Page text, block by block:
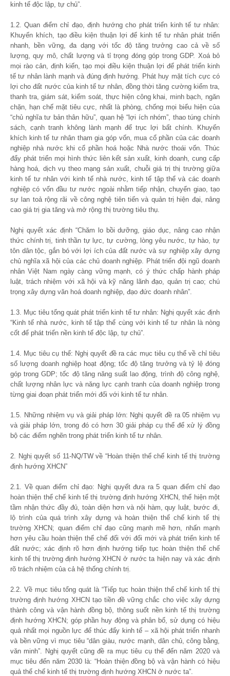
kinh tế độc lập, tự chủ”.
1.2. Quan điểm chỉ đạo, định hướng cho phát triển kinh tế tư nhân:
Khuyến khích, tạo điều kiện thuận lợi để kinh tế tư nhân phát triển
nhanh, bền vững, đa dạng với tốc độ tăng trưởng cao cả về số
lượng, quy mô, chất lượng và tỉ trọng đóng góp trong GDP. Xoá bỏ
mọi rào cản, định kiến, tạo mọi điều kiện thuận lợi để phát triển kinh
tế tư nhân lành mạnh và đúng định hướng. Phát huy mặt tích cực có
lợi cho đất nước của kinh tế tư nhân, đồng thời tăng cường kiểm tra,
thanh tra, giám sát, kiểm soát, thực hiện công khai, minh bạch, ngăn
chặn, hạn chế mặt tiêu cực, nhất là phòng, chống mọi biểu hiện của
“chủ nghĩa tư bản thân hữu”, quan hệ “lợi ích nhóm”, thao túng chính
sách, cạnh tranh không lành mạnh để trục lợi bất chính. Khuyến
khích kinh tế tư nhân tham gia góp vốn, mua cổ phần của các doanh
nghiệp nhà nước khi cổ phần hoá hoặc Nhà nước thoái vốn. Thúc
đẩy phát triển mọi hình thức liên kết sản xuất, kinh doanh, cung cấp
hàng hoá, dịch vụ theo mạng sản xuất, chuỗi giá trị thị trường giữa
kinh tế tư nhân với kinh tế nhà nước, kinh tế tập thể và các doanh
nghiệp có vốn đầu tư nước ngoài nhằm tiếp nhận, chuyển giao, tạo
sự lan toả rộng rãi về công nghệ tiên tiến và quản trị hiện đại, nâng
cao giá trị gia tăng và mở rộng thị trường tiêu thụ.
Nghị quyết xác định “Chăm lo bồi dưỡng, giáo dục, nâng cao nhận
thức chính trị, tinh thần tự lực, tự cường, lòng yêu nước, tự hào, tự
tôn dân tộc, gắn bó với lợi ích của đất nước và sự nghiệp xây dựng
chủ nghĩa xã hội của các chủ doanh nghiệp. Phát triển đội ngũ doanh
nhân Việt Nam ngày càng vững mạnh, có ý thức chấp hành pháp
luật, trách nhiệm với xã hội và kỹ năng lãnh đạo, quản trị cao; chú
trọng xây dựng văn hoá doanh nghiệp, đạo đức doanh nhân”.
1.3. Mục tiêu tổng quát phát triển kinh tế tư nhân: Nghị quyết xác định
“Kinh tế nhà nước, kinh tế tập thể cùng với kinh tế tư nhân là nòng
cốt để phát triển nền kinh tế độc lập, tự chủ”.
1.4. Mục tiêu cụ thể: Nghị quyết đề ra các mục tiêu cụ thể về chỉ tiêu
số lượng doanh nghiệp hoạt động; tốc độ tăng trưởng và tỷ lệ đóng
góp trong GDP; tốc độ tăng năng suất lao động, trình độ công nghệ,
chất lượng nhân lực và năng lực cạnh tranh của doanh nghiệp trong
từng giai đoạn phát triển mới đối với kinh tế tư nhân.
1.5. Những nhiệm vụ và giải pháp lớn: Nghị quyết đề ra 05 nhiệm vụ
và giải pháp lớn, trong đó có hơn 30 giải pháp cụ thể để xử lý đồng
bộ các điểm nghẽn trong phát triển kinh tế tư nhân.
2. Nghị quyết số 11-NQ/TW về “Hoàn thiện thể chế kinh tế thị trường
định hướng XHCN”
2.1. Về quan điểm chỉ đạo: Nghị quyết đưa ra 5 quan điểm chỉ đạo
hoàn thiện thể chế kinh tế thị trường định hướng XHCN, thể hiện một
tầm nhận thức đầy đủ, toàn diện hơn và nội hàm, quy luật, bước đi,
lộ trình của quá trình xây dựng và hoàn thiện thể chế kinh tế thị
trường XHCN; quan điểm chỉ đạo cũng mạnh mẽ hơn, nhấn mạnh
hơn yêu cầu hoàn thiện thể chế đối với đổi mới và phát triển kinh tế
đất nước; xác định rõ hơn định hướng tiếp tục hoàn thiện thể chế
kinh tế thị trường định hướng XHCN ở nước ta hiện nay và xác định
rõ trách nhiệm của cả hệ thống chính trị.
2.2. Về mục tiêu tổng quát là “Tiếp tục hoàn thiện thể chế kinh tế thị
trường định hướng XHCN tạo tiền đề vững chắc cho việc xây dựng
thành công và vận hành đồng bộ, thông suốt nền kinh tế thị trường
định hướng XHCN; góp phần huy động và phân bổ, sử dụng có hiệu
quả nhất mọi nguồn lực để thúc đẩy kinh tế – xã hội phát triển nhanh
và bền vững vì mục tiêu “dân giàu, nước mạnh, dân chủ, công bằng,
văn minh”. Nghị quyết cũng đề ra mục tiêu cụ thể đến năm 2020 và
mục tiêu đến năm 2030 là: “Hoàn thiện đồng bộ và vận hành có hiệu
quả thể chế kinh tế thị trường định hướng XHCN ở nước ta”.